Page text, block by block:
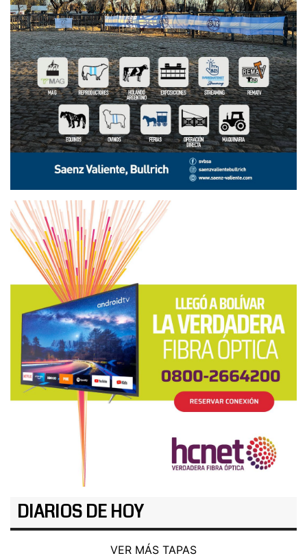
DIARIOS DE HOY
VER MÁS TAPAS